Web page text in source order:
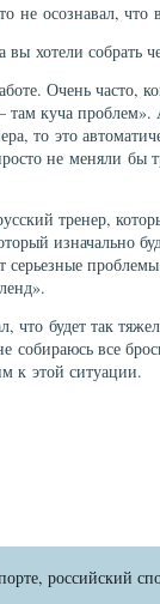
не осознавал, что
хотели собрать
Очень часто,
куча
то это
не меняли бы
тренер,
изначально
что будет так
собираюсь все
к этой ситуации.
российский